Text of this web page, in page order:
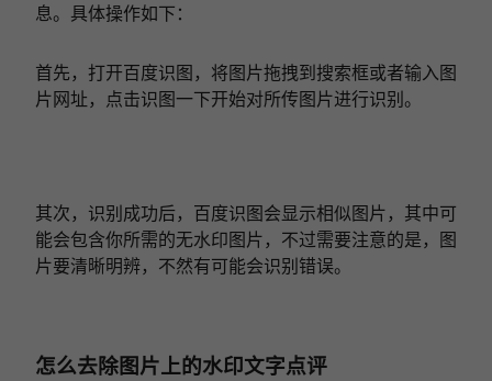
息。具体操作如下：
首先，打开百度识图，将图片拖拽到搜索框或者输入图
片网址，点击识图一下开始对所传图片进行识别。
其次，识别成功后，百度识图会显示相似图片，其中可
能会包含你所需的无水印图片，不过需要注意的是，图
片要清晰明辨，不然有可能会识别错误。
怎么去除图片上的水印文字点评